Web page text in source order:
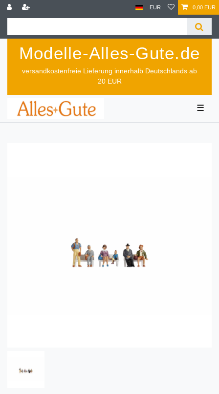
EUR 0,00 EUR
Modelle-Alles-Gute.de
versandkostenfreie Lieferung innerhalb Deutschlands ab
20 EUR
☰